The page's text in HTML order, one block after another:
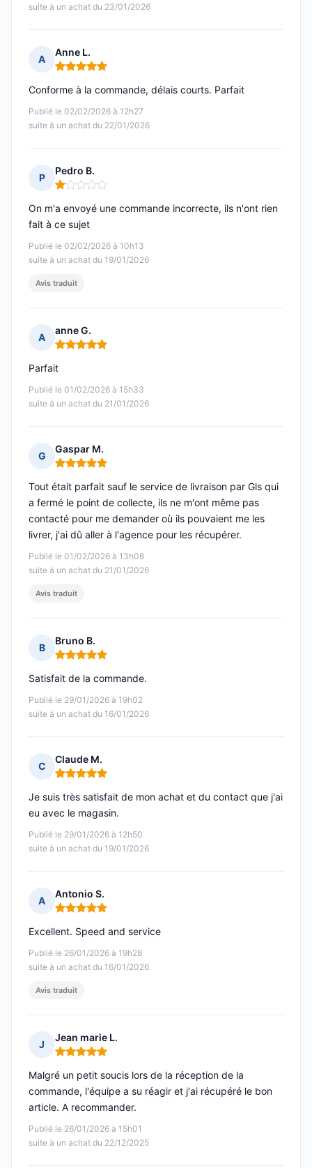
suite à un achat du 23/01/2026
A
Anne L.
Note : 5 sur 5
Publié le 02/02/2026 à 12h27
suite à un achat du 22/01/2026
Conforme à la commande, délais courts. Parfait
P
Pedro B.
Note : 1 sur 5
Publié le 02/02/2026 à 10h13
suite à un achat du 19/01/2026
On m'a envoyé une commande incorrecte, ils n'ont rien
fait à ce sujet
Avis traduit
A
anne G.
Note : 5 sur 5
Publié le 01/02/2026 à 15h33
suite à un achat du 21/01/2026
Parfait
G
Gaspar M.
Note : 5 sur 5
Publié le 01/02/2026 à 13h08
suite à un achat du 21/01/2026
Tout était parfait sauf le service de livraison par Gls qui
a fermé le point de collecte, ils ne m'ont même pas
contacté pour me demander où ils pouvaient me les
livrer, j'ai dû aller à l'agence pour les récupérer.
Avis traduit
B
Bruno B.
Note : 5 sur 5
Publié le 29/01/2026 à 19h02
suite à un achat du 16/01/2026
Satisfait de la commande.
C
Claude M.
Note : 5 sur 5
Publié le 29/01/2026 à 12h50
suite à un achat du 19/01/2026
Je suis très satisfait de mon achat et du contact que j'ai
eu avec le magasin.
A
Antonio S.
Note : 5 sur 5
Publié le 26/01/2026 à 19h28
suite à un achat du 16/01/2026
Excellent. Speed and service
Avis traduit
J
Jean marie L.
Note : 5 sur 5
Publié le 26/01/2026 à 15h01
suite à un achat du 22/12/2025
Malgré un petit soucis lors de la réception de la
commande, l'équipe a su réagir et j'ai récupéré le bon
article. A recommander.